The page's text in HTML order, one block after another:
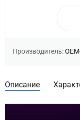
Производитель:
Описание